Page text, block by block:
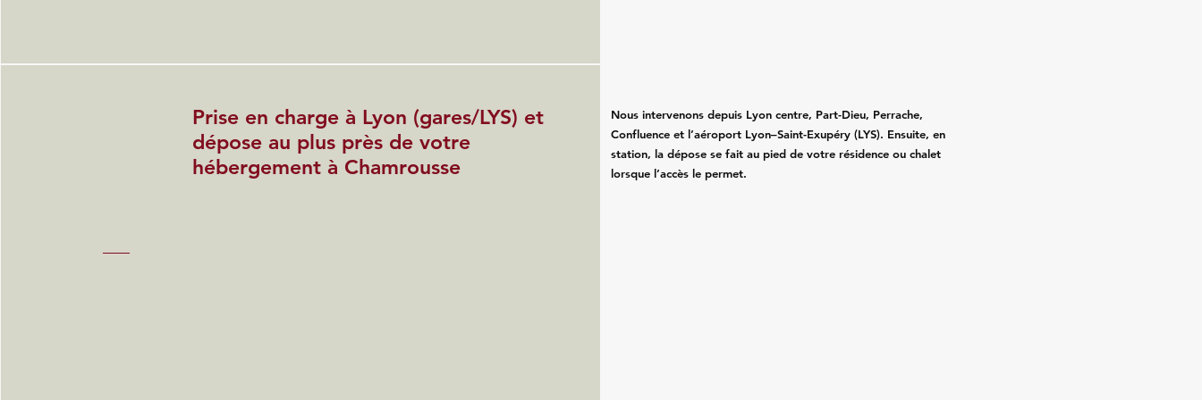
Prise en charge à Lyon (gares/LYS) et
dépose au plus près de votre
hébergement à Chamrousse
Nous intervenons depuis Lyon centre, Part-Dieu, Perrache,
Confluence et l’aéroport Lyon–Saint-Exupéry (LYS). Ensuite, en
station, la dépose se fait au pied de votre résidence ou chalet
lorsque l’accès le permet.